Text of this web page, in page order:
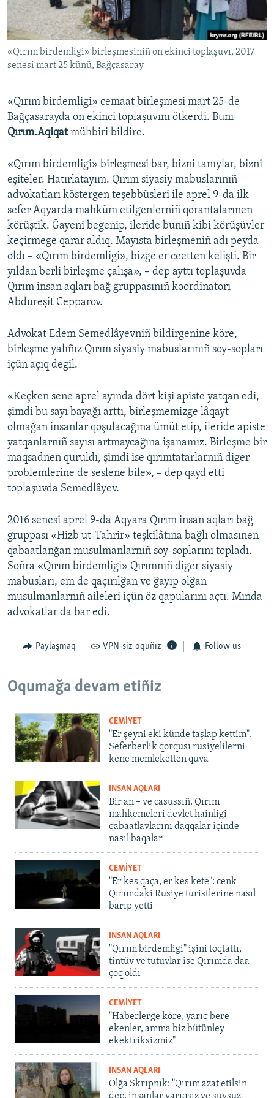
Русский
Українською
RFE/RS bütün saytları
«Qırım birdemligi» birleşmesiniñ on ekinci toplaşuvı, 2017
senesi mart 25 künü, Bağçasaray
«Qırım birdemligi» cemaat birleşmesi mart 25-de
Bağçasarayda on ekinci toplaşuvını ötkerdi. Bunı
Qırım.Aqiqatmühbiri bildire.
«Qırım birdemligi» birleşmesi bar, bizni tanıylar, bizni
eşiteler. Hatırlatayım. Qırım siyasiy mabuslarınıñ
advokatları köstergen teşebbüsleri ile aprel 9-da ilk
sefer Aqyarda mahküm etilgenlerniñ qorantalarınen
körüştik. Ğayeni begenip, ileride bunıñ kibi körüşüvler
keçirmege qarar aldıq. Mayısta birleşmeniñ adı peyda
oldı – «Qırım birdemligi», bizge er ceetten kelişti. Bir
yıldan berli birleşme çalışa», – dep ayttı toplaşuvda
Qırım insan aqları bağ gruppasınıñ koordinatorı
Abdureşit Cepparov.
Advokat Edem Semedlâyevniñ bildirgenine köre,
birleşme yalıñız Qırım siyasiy mabuslarınıñ soy-sopları
içün açıq degil.
«Keçken sene aprel ayında dört kişi apiste yatqan edi,
şimdi bu sayı bayağı arttı, birleşmemizge lâqayt
olmağan insanlar qoşulacağına ümüt etip, ileride apiste
yatqanlarnıñ sayısı artmaycağına işanamız. Birleşme bir
maqsadnen quruldı, şimdi ise qırımtatarlarnıñ diger
problemlerine de seslene bile», – dep qayd etti
toplaşuvda Semedlâyev.
2016 senesi aprel 9-da Aqyara Qırım insan aqları bağ
gruppası «Hizb ut-Tahrir» teşkilâtına bağlı olmasınen
qabaatlanğan musulmanlarnıñ soy-soplarını topladı.
Soñra «Qırım birdemligi» Qırımnıñ diger siyasiy
mabusları, em de qaçırılğan ve ğayıp olğan
musulmanlarnıñ aileleri içün öz qapularını açtı. Mında
advokatlar da bar edi.
Paylaşmaq VPN-siz oquñız Follow us
Oqumağa devam etiñiz
CEMİYET
"Er şeyni eki künde taşlap kettim".
Seferberlik qorqusı rusiyelilerni
kene memleketten quva
İNSAN AQLARI
Bir an – ve casussıñ. Qırım
mahkemeleri devlet hainligi
qabaatlavlarını daqqalar içinde
nasıl baqalar
CEMİYET
"Er kes qaça, er kes kete": cenk
Qırımdaki Rusiye turistlerine nasıl
barıp yetti
İNSAN AQLARI
"Qırım birdemligi" işini toqtattı,
tintüv ve tutuvlar ise Qırımda daa
çoq oldı
CEMİYET
"Haberlerge köre, yarıq bere
ekenler, amma biz bütünley
ekektriksizmiz"
İNSAN AQLARI
Olğa Skrıpnık: "Qırım azat etilsin